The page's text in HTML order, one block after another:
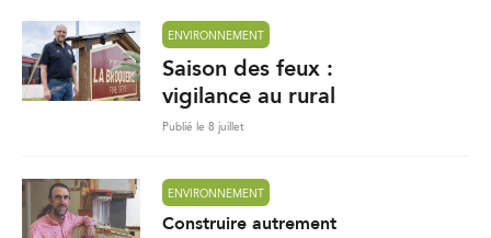
ENVIRONNEMENT
Saison des feux :
vigilance au rural
Publié le 8 juillet
ENVIRONNEMENT
Construire autrement